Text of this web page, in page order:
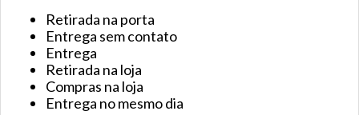
Retirada na porta
Entrega sem contato
Entrega
Retirada na loja
Compras na loja
Entrega no mesmo dia